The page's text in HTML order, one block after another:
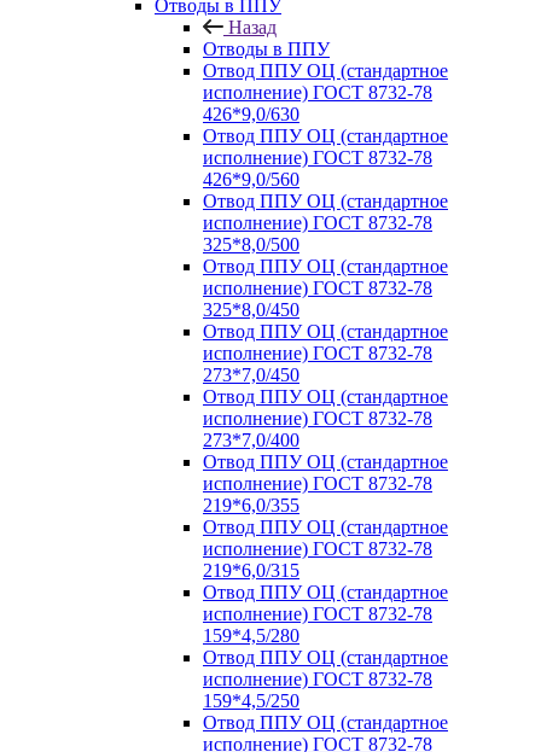
Отводы в ППУ
Назад
Отводы в ППУ
Отвод ППУ ОЦ (стандартное
исполнение) ГОСТ 8732-78
426*9,0/630
Отвод ППУ ОЦ (стандартное
исполнение) ГОСТ 8732-78
426*9,0/560
Отвод ППУ ОЦ (стандартное
исполнение) ГОСТ 8732-78
325*8,0/500
Отвод ППУ ОЦ (стандартное
исполнение) ГОСТ 8732-78
325*8,0/450
Отвод ППУ ОЦ (стандартное
исполнение) ГОСТ 8732-78
273*7,0/450
Отвод ППУ ОЦ (стандартное
исполнение) ГОСТ 8732-78
273*7,0/400
Отвод ППУ ОЦ (стандартное
исполнение) ГОСТ 8732-78
219*6,0/355
Отвод ППУ ОЦ (стандартное
исполнение) ГОСТ 8732-78
219*6,0/315
Отвод ППУ ОЦ (стандартное
исполнение) ГОСТ 8732-78
159*4,5/280
Отвод ППУ ОЦ (стандартное
исполнение) ГОСТ 8732-78
159*4,5/250
Отвод ППУ ОЦ (стандартное
исполнение) ГОСТ 8732-78